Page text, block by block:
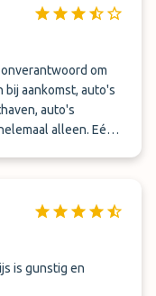
om
aankomst, auto's
auto's
alleen. Eén
is gunstig en